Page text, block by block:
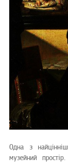
Одна з
музейний